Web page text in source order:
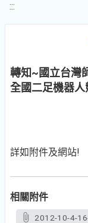
:::
轉知~國立台灣
全國二足機器
詳如附件及網站!
相關附件
2012-10-4-